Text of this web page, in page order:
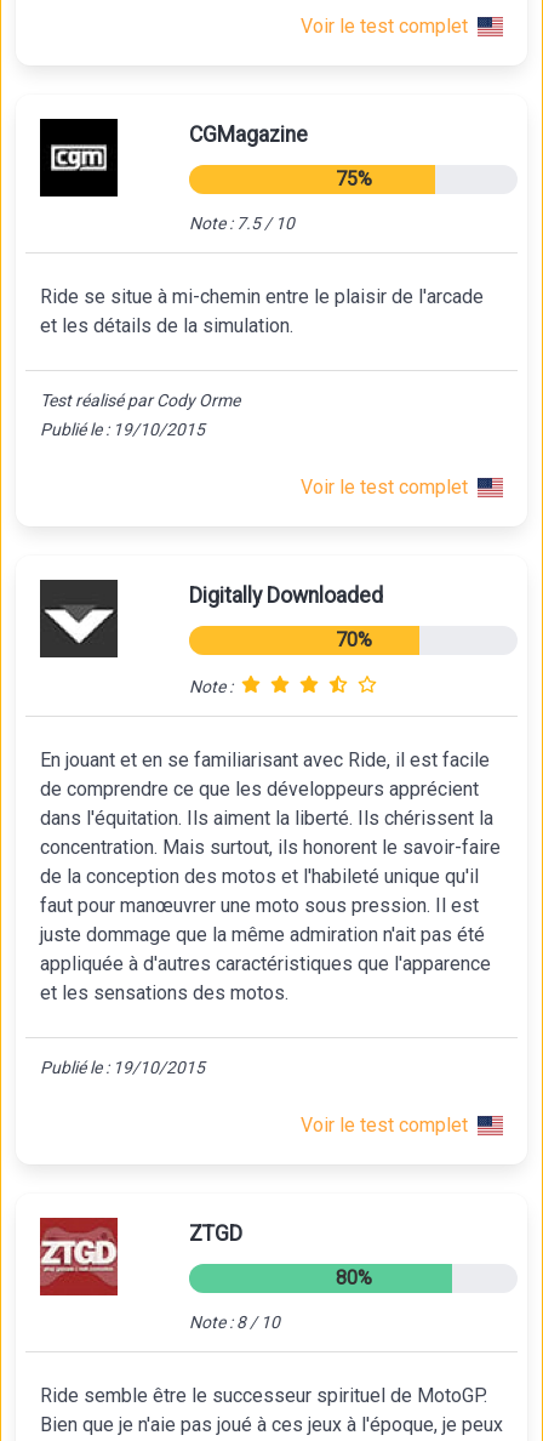
Voir le test complet
CGMagazine
75%
Note : 7.5 / 10
Ride se situe à mi-chemin entre le plaisir de l'arcade
et les détails de la simulation.
Test réalisé par Cody Orme
Publié le : 19/10/2015
Voir le test complet
Digitally Downloaded
70%
Note :
En jouant et en se familiarisant avec Ride, il est facile
de comprendre ce que les développeurs apprécient
dans l'équitation. Ils aiment la liberté. Ils chérissent la
concentration. Mais surtout, ils honorent le savoir-faire
de la conception des motos et l'habileté unique qu'il
faut pour manœuvrer une moto sous pression. Il est
juste dommage que la même admiration n'ait pas été
appliquée à d'autres caractéristiques que l'apparence
et les sensations des motos.
Publié le : 19/10/2015
Voir le test complet
ZTGD
80%
Note : 8 / 10
Ride semble être le successeur spirituel de MotoGP.
Bien que je n'aie pas joué à ces jeux à l'époque, je peux